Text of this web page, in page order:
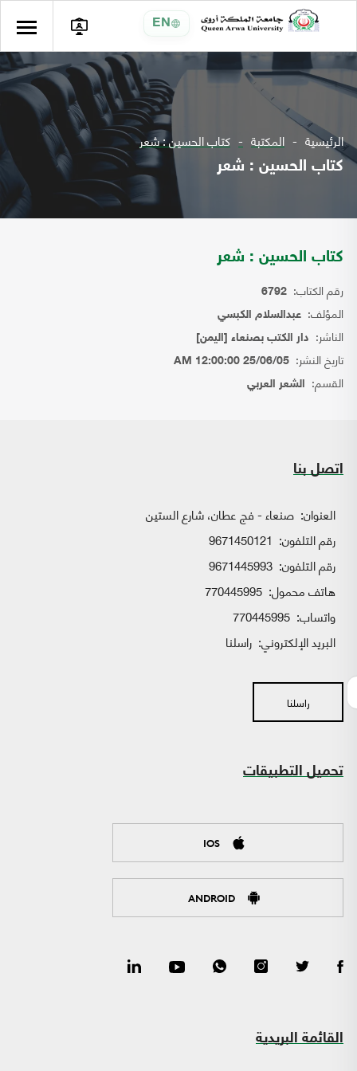
EN
الرئيسية المكتبة كتاب الحسين : شعر
كتاب الحسين : شعر
كتاب الحسين : شعر
رقم الكتاب: 6792
المؤلف: عبدالسلام الكبسي
الناشر: دار الكتب بصنعاء [اليمن]
تاريخ النشر: 25/06/05 12:00:00 AM
القسم: الشعر العربي
اتصل بنا
العنوان: صنعاء - فج عطان، شارع الستين
رقم التلفون: 9671450121
رقم التلفون: 9671445993
هاتف محمول: 770445995
واتساب:
البريد الإلكتروني: راسلنا
راسلنا
تحميل التطبيقات
IOS
ANDROID
القائمة البريدية